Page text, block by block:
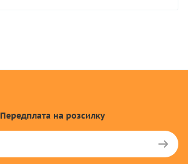
Передплата на розсилку